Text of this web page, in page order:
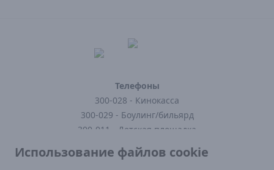
Телефоны
300-028 - Кинокасса
300-029 - Боулинг/бильярд
300-011 - Детская площадка
300-121 - Кафе
300-123 - Заказать доставку
Использование файлов cookie